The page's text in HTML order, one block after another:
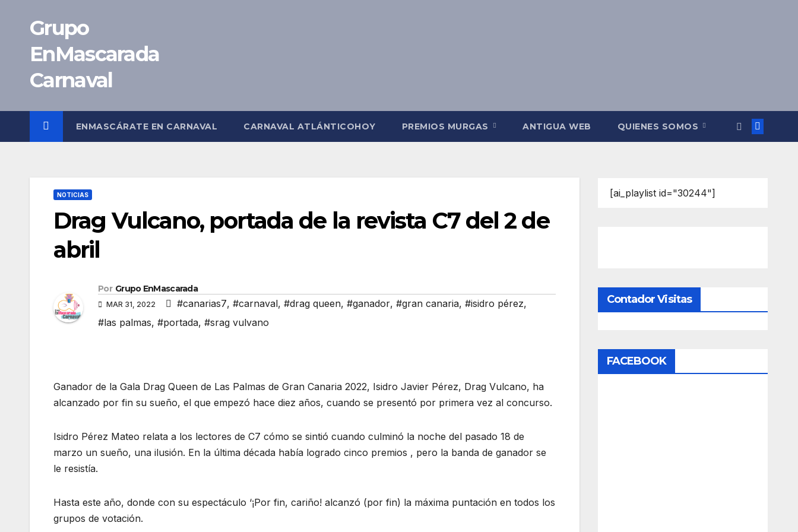
contenido
Grupo
EnMascarada
Carnaval
ENMASCÁRATE EN CARNAVAL CARNAVAL ATLÁNTICOHOY PREMIOS MURGAS ANTIGUA WEB QUIENES SOMOS
NOTICIAS
Drag Vulcano, portada de la revista C7 del 2 de
abril
Por Grupo EnMascarada
MAR 31, 2022 #canarias7, #carnaval, #drag queen, #ganador, #gran canaria, #isidro pérez,
#las palmas, #portada, #srag vulvano
Ganador de la Gala Drag Queen de Las Palmas de Gran Canaria 2022, Isidro Javier Pérez, Drag Vulcano, ha
alcanzado por fin su sueño, el que empezó hace diez años, cuando se presentó por primera vez al concurso.
Isidro Pérez Mateo relata a los lectores de C7 cómo se sintió cuando culminó la noche del pasado 18 de
marzo un sueño, una ilusión. En la última década había logrado cinco premios , pero la banda de ganador se
le resistía.
Hasta este año, donde con su espectáculo ‘¡Por fin, cariño! alcanzó (por fin) la máxima puntación en todos los
grupos de votación.
[ai_playlist id="30244"]
Contador Visitas
FACEBOOK